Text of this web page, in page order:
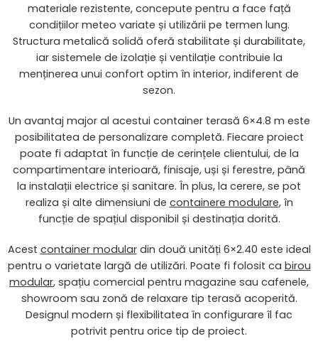
materiale rezistente, concepute pentru a face față
condițiilor meteo variate și utilizării pe termen lung.
Structura metalică solidă oferă stabilitate și durabilitate,
iar sistemele de izolație și ventilație contribuie la
menținerea unui confort optim în interior, indiferent de
sezon.
Un avantaj major al acestui container terasă 6×4.8 m este
posibilitatea de personalizare completă. Fiecare proiect
poate fi adaptat în funcție de cerințele clientului, de la
compartimentare interioară, finisaje, uși și ferestre, până
la instalații electrice și sanitare. În plus, la cerere, se pot
realiza și alte dimensiuni de containere modulare, în
funcție de spațiul disponibil și destinația dorită.
Acest container modulardin două unități 6×2.40 este ideal
pentru o varietate largă de utilizări. Poate fi folosit ca birou
modular, spațiu comercial pentru magazine sau cafenele,
showroom sau zonă de relaxare tip terasă acoperită.
Designul modern și flexibilitatea în configurare îl fac
potrivit pentru orice tip de proiect.